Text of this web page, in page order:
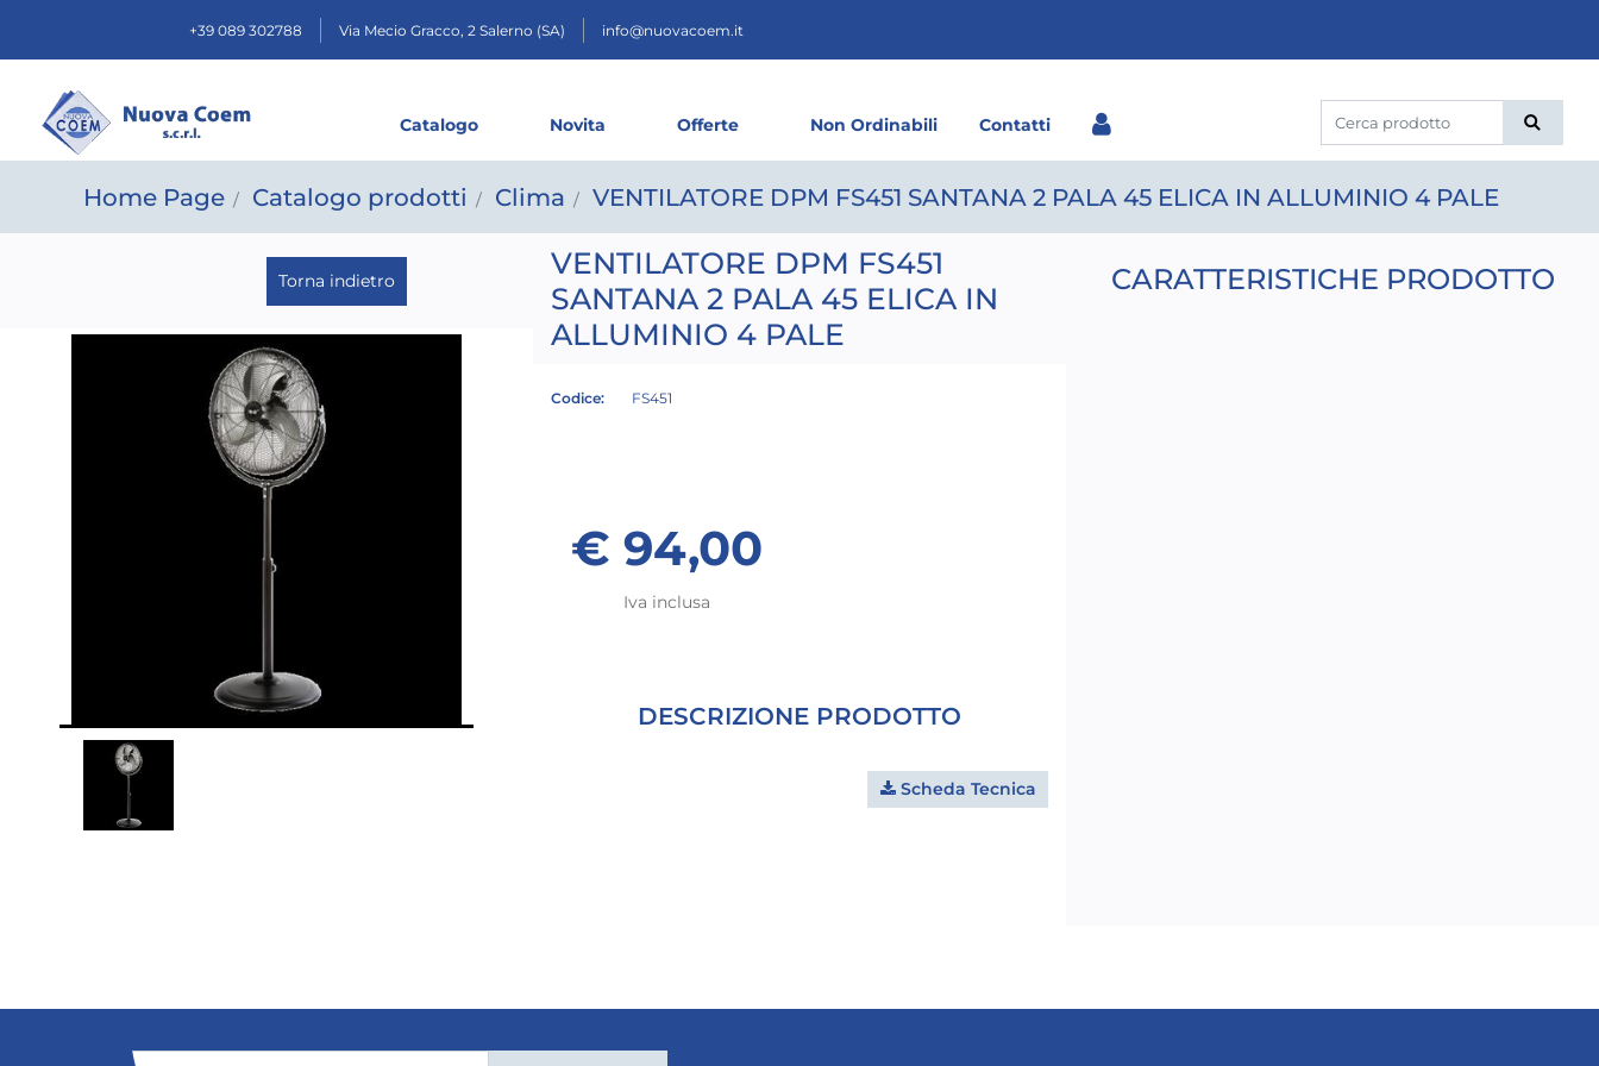
+39 089 302788 Via Mecio Gracco, 2 Salerno (SA) info@nuovacoem.it
Catalogo Novita Offerte Non Ordinabili Contatti
Home Page Catalogo prodotti Clima VENTILATORE DPM FS451 SANTANA 2 PALA 45 ELICA IN ALLUMINIO 4 PALE
Torna indietro
VENTILATORE DPM FS451
SANTANA 2 PALA 45 ELICA IN
ALLUMINIO 4 PALE
Codice: FS451
€ 94,00
Iva inclusa
DESCRIZIONE PRODOTTO
Scheda Tecnica
CARATTERISTICHE PRODOTTO